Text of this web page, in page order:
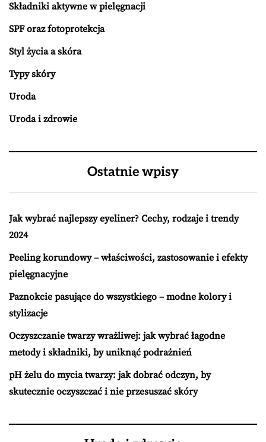
Składniki aktywne w pielęgnacji
SPF oraz fotoprotekcja
Styl życia a skóra
Typy skóry
Uroda
Uroda i zdrowie
Ostatnie wpisy
Jak wybrać najlepszy eyeliner? Cechy, rodzaje i trendy
2024
Peeling korundowy – właściwości, zastosowanie i efekty
pielęgnacyjne
Paznokcie pasujące do wszystkiego – modne kolory i
stylizacje
Oczyszczanie twarzy wrażliwej: jak wybrać łagodne
metody i składniki, by uniknąć podrażnień
pH żelu do mycia twarzy: jak dobrać odczyn, by
skutecznie oczyszczać i nie przesuszać skóry